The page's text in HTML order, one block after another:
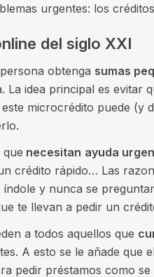
urgentes: los
del siglo XXI
obtenga sumas
idea principal es evitar
microcrédito puede (y
necesitan ayuda
crédito rápido… Las
y nunca se
te llevan a pedir un
a todos aquellos que
A esto se le añade que
pedir préstamos como